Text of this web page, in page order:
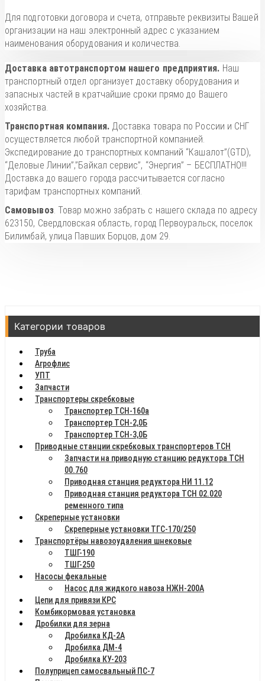
Для подготовки договора и счета, отправьте реквизиты Вашей
организации на наш электронный адрес с указанием
наименования оборудования и количества.
Доставка автотранспортом нашего предприятия. Наш
транспортный отдел организует доставку оборудования и
запасных частей в кратчайшие сроки прямо до Вашего
хозяйства.
Транспортная компания.Доставка товара по России и СНГ
осуществляется любой транспортной компанией.
Экспедирование до транспортных компаний “Кашалот”(GTD),
“Деловые Линии”,”Байкал сервис”, “Энергия” – БЕСПЛАТНО!!!
Доставка до вашего города рассчитывается согласно
тарифам транспортных компаний.
Самовывоз. Товар можно забрать с нашего склада по адресу
623150, Свердловская область, город Первоуральск, поселок
Билимбай, улица Павших Борцов, дом 29.
Категории товаров
Труба
Агрофлис
УПТ
Запчасти
Транспортеры скребковые
Транспортер ТСН-160а
Транспортер ТСН-2,0Б
Транспортер ТСН-3,0Б
Приводные станции скребковых транспортеров ТСН
Запчасти на приводную станцию редуктора ТСН
00.760
Приводная станция редуктора НИ 11.12
Приводная станция редуктора ТСН 02.020
ременного типа
Скреперные установки
Скреперные установки ТГС-170/250
Транспортёры навозоудаления шнековые
ТШГ-190
ТШГ-250
Насосы фекальные
Насос для жидкого навоза НЖН-200А
Цепи для привязи КРС
Комбикормовая установка
Дробилки для зерна
Дробилка КД-2А
Дробилка ДМ-4
Дробилка КУ-203
Полуприцеп самосвальный ПС-7